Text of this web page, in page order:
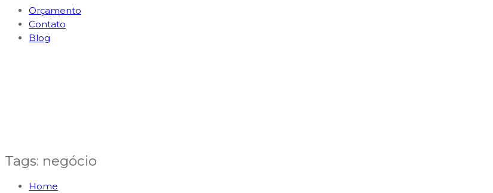
Orçamento
Contato
Blog
Tags: negócio
Home